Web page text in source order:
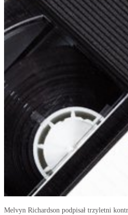
Melvyn Richardson podpisał trzyletni